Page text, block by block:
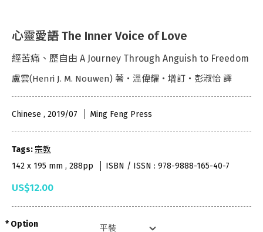
心靈愛語 The Inner Voice of Love
經苦痛、歷自由 A Journey Through Anguish to Freedom
盧雲(Henri J. M. Nouwen) 著・溫偉耀・增訂・彭淑怡 譯
Chinese , 2019/07 Ming Feng Press
Tags:宗教
142 x 195 mm , 288pp
ISBN / ISSN : 978-9888-165-40-7
US$12.00
Option